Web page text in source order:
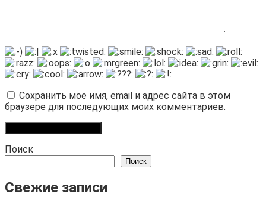
Сохранить моё имя, email и адрес сайта в этом
браузере для последующих моих комментариев.
Поиск
Поиск
Свежие записи